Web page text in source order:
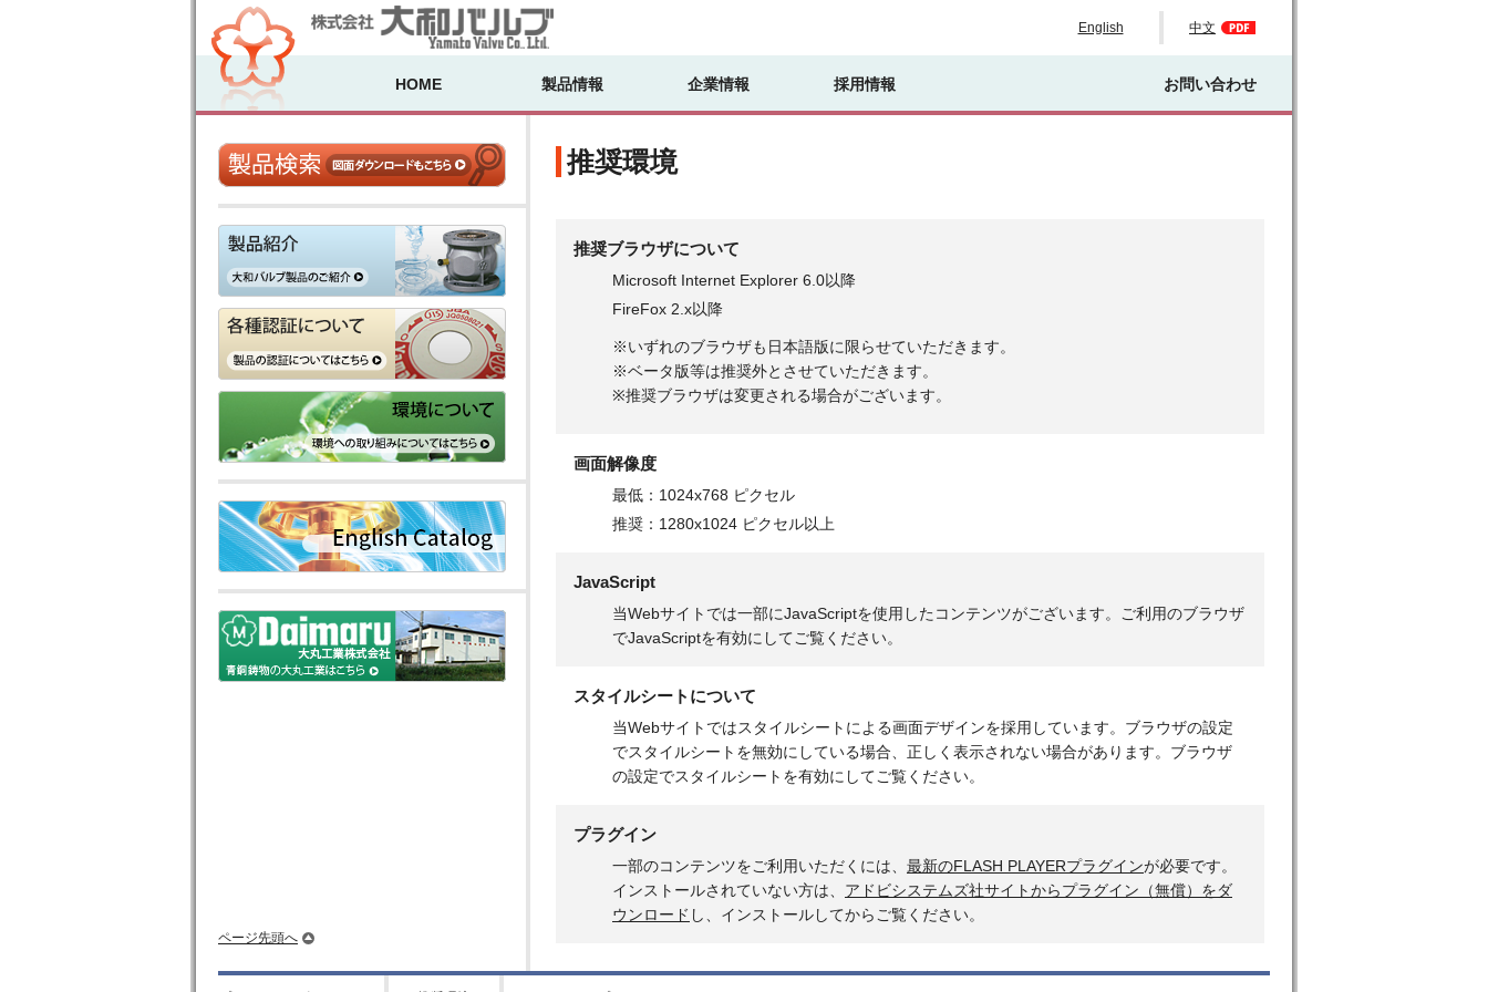
English 中文
HOME 製品情報 企業情報 採用情報 お問い合わせ
推奨環境
推奨ブラウザについて
Microsoft Internet Explorer 6.0以降
FireFox 2.x以降
※いずれのブラウザも日本語版に限らせていただきます。
※ベータ版等は推奨外とさせていただきます。
※推奨ブラウザは変更される場合がございます。
画面解像度
最低：1024x768 ピクセル
推奨：1280x1024 ピクセル以上
JavaScript
当Webサイトでは一部にJavaScriptを使用したコンテンツがございます。ご利用のブラウザ
でJavaScriptを有効にしてご覧ください。
スタイルシートについて
当Webサイトではスタイルシートによる画面デザインを採用しています。ブラウザの設定
でスタイルシートを無効にしている場合、正しく表示されない場合があります。ブラウザ
の設定でスタイルシートを有効にしてご覧ください。
プラグイン
一部のコンテンツをご利用いただくには、 最新のFLASH PLAYERプラグインが必要です。
インストールされていない方は、 アドビシステムズ社サイトからプラグイン（無償）をダ
ウンロード し、インストールしてからご覧ください。
製品検索
製品紹介
各種認証について
環境について
English Catalog
大丸工業株式会社
ページ先頭へ